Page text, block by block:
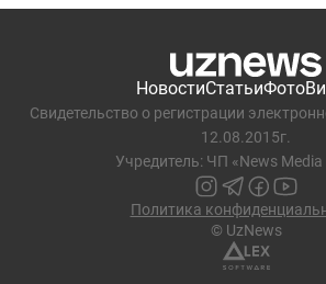
НовостиСтатьиФото
Свидетельство о регистрации
12.08.2015г.
Учредитель: ЧП «News Media
Политика
© UzNews